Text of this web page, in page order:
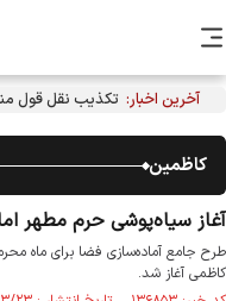
آخرین اخبار: تکذیب نقل قول
کاظمین
آغاز سیاه‌پوشی حرم مطهر
طرح جامع آماده‌سازی فضا برای ماه
کاظمی آغاز شد.